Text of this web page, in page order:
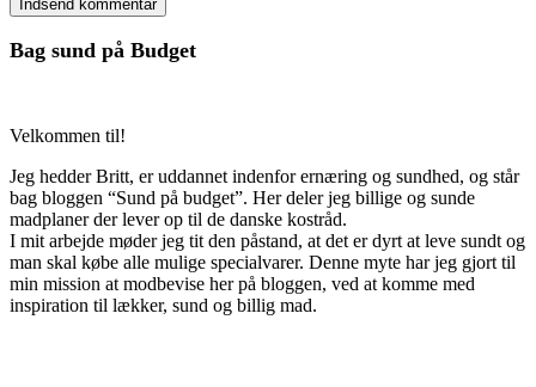
Bag sund på Budget
Velkommen til!
Jeg hedder Britt, er uddannet indenfor ernæring og sundhed, og står
bag bloggen “Sund på budget”. Her deler jeg billige og sunde
madplaner der lever op til de danske kostråd.
I mit arbejde møder jeg tit den påstand, at det er dyrt at leve sundt og
man skal købe alle mulige specialvarer. Denne myte har jeg gjort til
min mission at modbevise her på bloggen, ved at komme med
inspiration til lækker, sund og billig mad.